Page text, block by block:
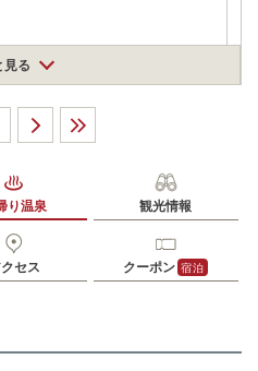
す）
寺6567
交九州横断バス（予約制）黒川
見る
り温泉 観光情報
セス クーポン 宿泊